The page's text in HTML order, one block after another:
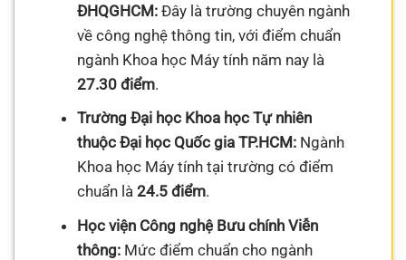
ĐHQGHCM:Đây là trường chuyên ngành
về công nghệ thông tin, với điểm chuẩn
ngành Khoa học Máy tính năm nay là
27.30 điểm.
Trường Đại học Khoa học Tự nhiên
thuộc Đại học Quốc gia TP.HCM:Ngành
Khoa học Máy tính tại trường có điểm
chuẩn là 24.5 điểm.
Học viện Công nghệ Bưu chính Viễn
thông:Mức điểm chuẩn cho ngành